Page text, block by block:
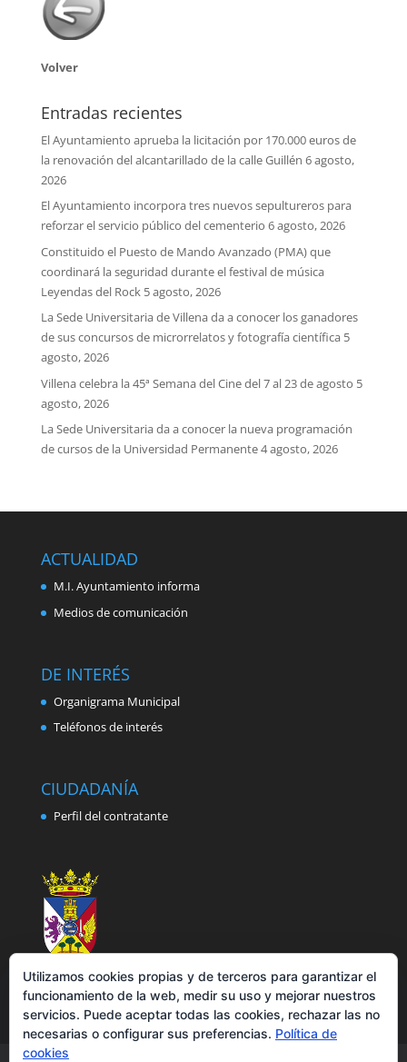
Volver
Entradas recientes
El Ayuntamiento aprueba la licitación por 170.000 euros de
la renovación del alcantarillado de la calle Guillén 6 agosto,
2026
El Ayuntamiento incorpora tres nuevos sepultureros para
reforzar el servicio público del cementerio 6 agosto, 2026
Constituido el Puesto de Mando Avanzado (PMA) que
coordinará la seguridad durante el festival de música
Leyendas del Rock 5 agosto, 2026
La Sede Universitaria de Villena da a conocer los ganadores
de sus concursos de microrrelatos y fotografía científica 5
agosto, 2026
Villena celebra la 45ª Semana del Cine del 7 al 23 de agosto 5
agosto, 2026
La Sede Universitaria da a conocer la nueva programación
de cursos de la Universidad Permanente4 agosto, 2026
ACTUALIDAD
M.I. Ayuntamiento informa
Medios de comunicación
DE INTERÉS
Organigrama Municipal
Teléfonos de interés
CIUDADANÍA
Perfil del contratante
Utilizamos cookies propias y de terceros para garantizar el
funcionamiento de la web, medir su uso y mejorar nuestros
servicios. Puede aceptar todas las cookies, rechazar las no
necesarias o configurar sus preferencias. Política de
cookies